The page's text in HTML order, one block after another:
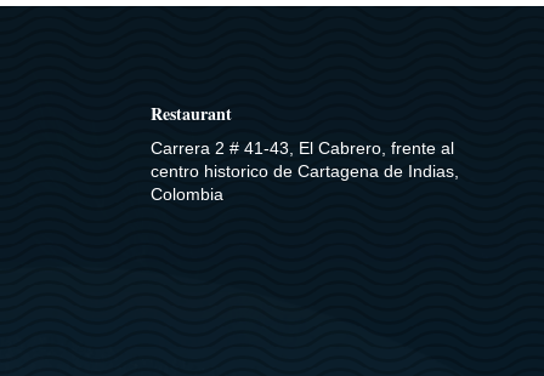
Restaurant
Carrera 2 # 41-43, El Cabrero, frente al
centro historico de Cartagena de Indias,
Colombia